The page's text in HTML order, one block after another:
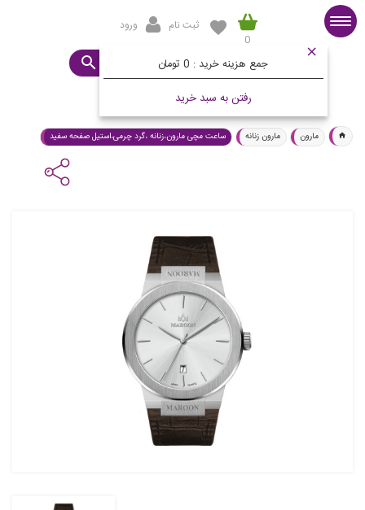
0
جمع هزینه خرید :
رفتن به سبد خرید
ثبت نام ورود
ساعت مورد نظرتان چیست؟
مارون مارون زنانه ساعت مچی مارون،زنانه ،گرد چرمی،استیل صفحه سفید